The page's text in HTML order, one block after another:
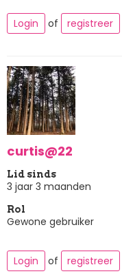
Login of registreer
curtis@22
Lid sinds
3 jaar 3 maanden
Rol
Gewone gebruiker
Login of registreer